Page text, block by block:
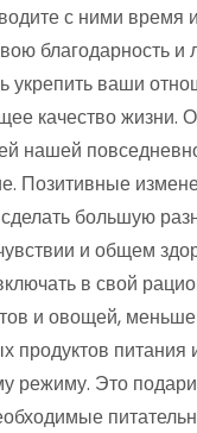
с ними время и
благодарность и
укрепить ваши
качество жизни.
нашей
Позитивные
большую
и общем
в свой
и овощей, меньше
продуктов питания
режиму. Это